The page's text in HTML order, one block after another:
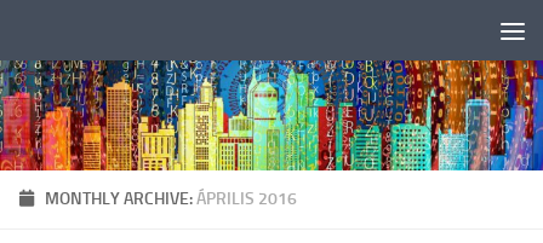
MONTHLY ARCHIVE:ÁPRILIS 2016